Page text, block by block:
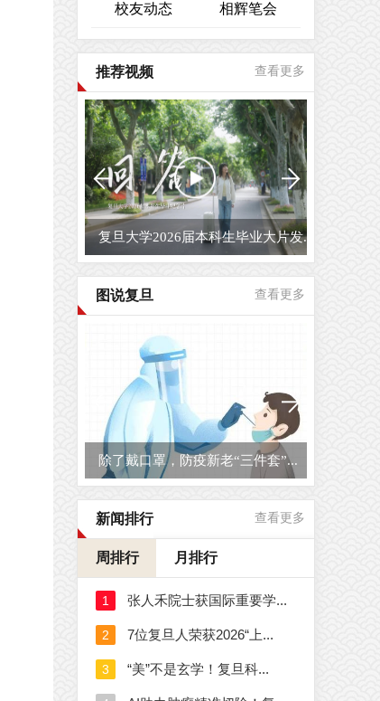
校友动态 相辉笔会
推荐视频 查看更多
复旦大学2026届本科生毕业大片发...
图说复旦 查看更多
除了戴口罩，防疫新老“三件套”...
新闻排行 查看更多
周排行 月排行